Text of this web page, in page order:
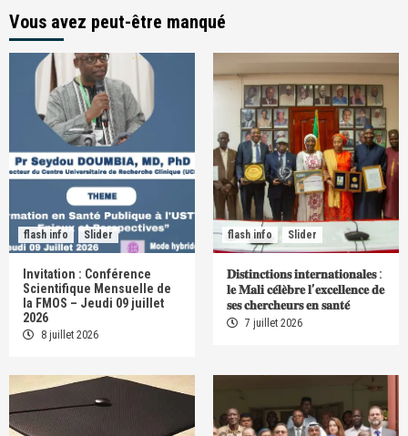
Vous avez peut-être manqué
flash info Slider
Invitation : Conférence
Scientifique Mensuelle de
la FMOS – Jeudi 09 juillet
2026
8 juillet 2026
flash info Slider
𝐃𝐢𝐬𝐭𝐢𝐧𝐜𝐭𝐢𝐨𝐧𝐬 𝐢𝐧𝐭𝐞𝐫𝐧𝐚𝐭𝐢𝐨𝐧𝐚𝐥𝐞𝐬 :
𝐥𝐞 𝐌𝐚𝐥𝐢 𝐜𝐞́𝐥𝐞̀𝐛𝐫𝐞 𝐥’𝐞𝐱𝐜𝐞𝐥𝐥𝐞𝐧𝐜𝐞 𝐝𝐞
𝐬𝐞𝐬 𝐜𝐡𝐞𝐫𝐜𝐡𝐞𝐮𝐫𝐬 𝐞𝐧 𝐬𝐚𝐧𝐭𝐞́
7 juillet 2026